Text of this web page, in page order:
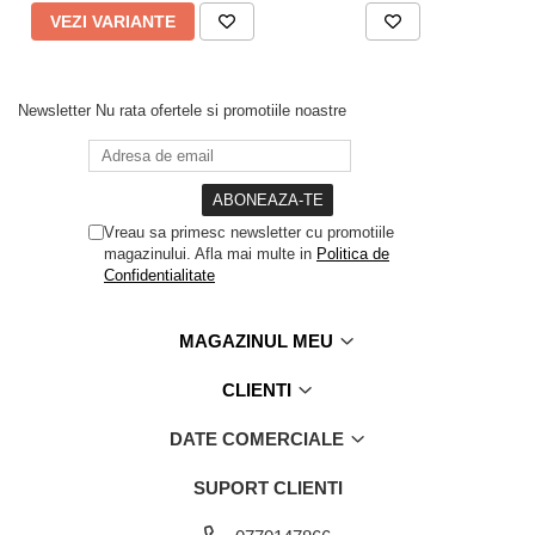
VEZI VARIANTE
Newsletter Nu rata ofertele si promotiile noastre
Vreau sa primesc newsletter cu promotiile
magazinului. Afla mai multe in Politica de
Confidentialitate
MAGAZINUL MEU
CLIENTI
DATE COMERCIALE
SUPORT CLIENTI